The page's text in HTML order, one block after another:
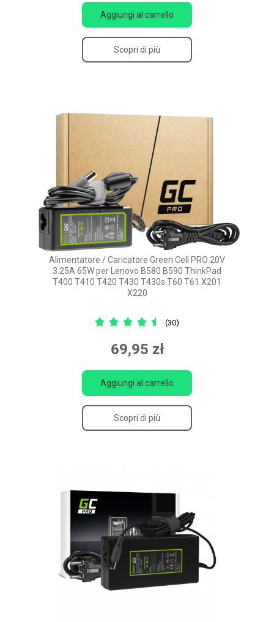
Aggiungi al carrello
Scopri di più
Alimentatore / Caricatore Green Cell PRO 20V
3.25A 65W per Lenovo B580 B590 ThinkPad
T400 T410 T420 T430 T430s T60 T61 X201
X220
(30)
69,95 zł
Aggiungi al carrello
Scopri di più